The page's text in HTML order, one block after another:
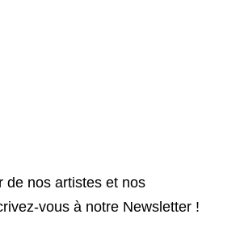
de nos artistes et nos
vous à notre Newsletter !